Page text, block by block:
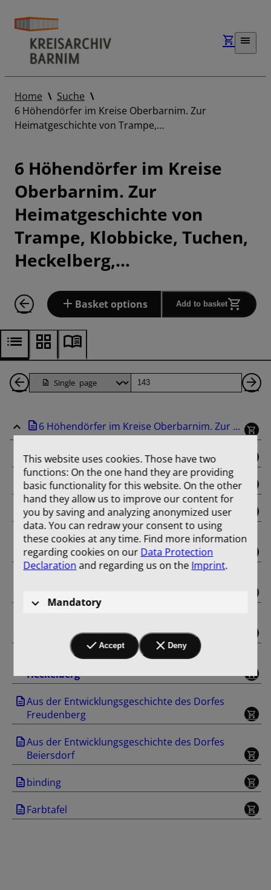
Home
Suche
6 Höhendörfer im Kreise Oberbarnim. Zur
Heimatgeschichte von Trampe,…
6 Höhendörfer im Kreise
Oberbarnim. Zur
Heimatgeschichte von
Trampe, Klobbicke, Tuchen,
Heckelberg,…
Basket options Add to basket
Back
Pages
Page
6 Höhendörfer im Kreise Oberbarnim. Zur ...
binding
title_page
contents
Aus der Entwicklungsgeschichte von Dorf und
Gut Trampe
Aus der Entwicklungsgeschichte des Dorfes
Heckelberg
Aus der Entwicklungsgeschichte des Dorfes
Freudenberg
Aus der Entwicklungsgeschichte des Dorfes
Beiersdorf
binding
Farbtafel
This website uses cookies. Those have two
functions: On the one hand they are providing
basic functionality for this website. On the other
hand they allow us to improve our content for
you by saving and analyzing anonymized user
data. You can redraw your consent to using
these cookies at any time. Find more information
regarding cookies on our Data Protection
Declarationand regarding us on the Imprint.
Mandatory
Accept Deny